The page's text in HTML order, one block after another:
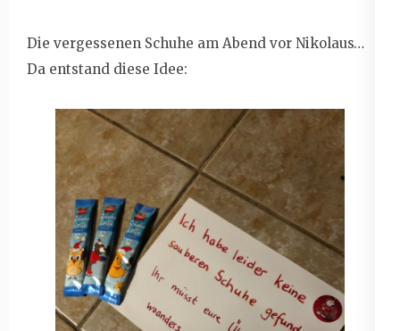
Die vergessenen Schuhe am Abend vor Nikolaus…
Da entstand diese Idee: